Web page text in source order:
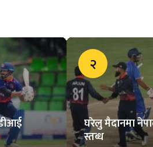
२
घरेलु मैदानमा
स्तब्ध